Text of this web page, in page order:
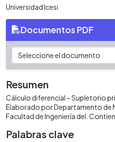
Universidad Icesi
Documentos PDF
Resumen
Cálculo diferencial – Supletorio
Elaborado por Departamento de
Facultad de Ingeniería del.
Palabras clave